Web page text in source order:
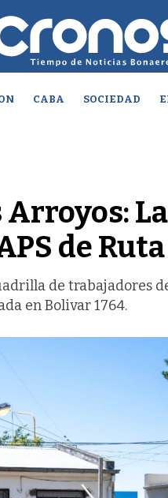
CABA SOCIEDAD
La
de
de trabajadores
en Bolivar 1764.